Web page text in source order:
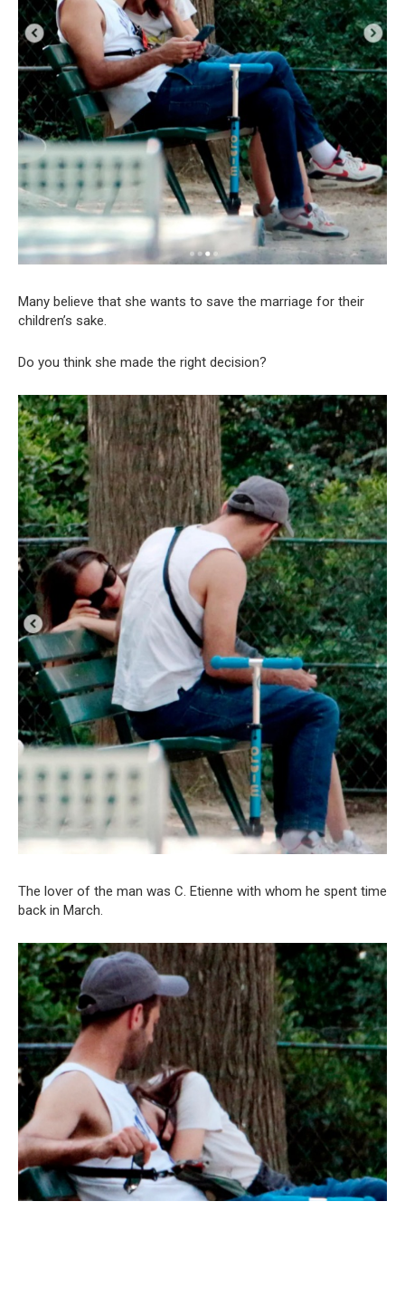
Many believe that she wants to save the marriage for their
children’s sake.
Do you think she made the right decision?
The lover of the man was C. Etienne with whom he spent time
back in March.